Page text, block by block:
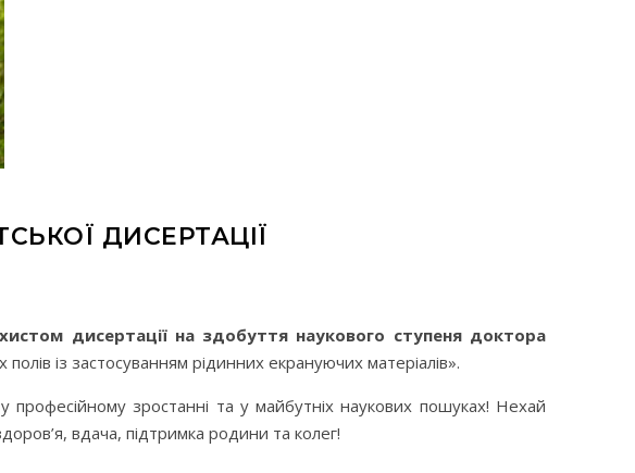
ДИСЕРТАЦІЇ
дисертації на здобуття наукового ступеня доктора
із застосуванням рідинних екрануючих матеріалів».
професійному зростанні та у майбутніх наукових пошуках! Нехай
вдача, підтримка родини та колег!